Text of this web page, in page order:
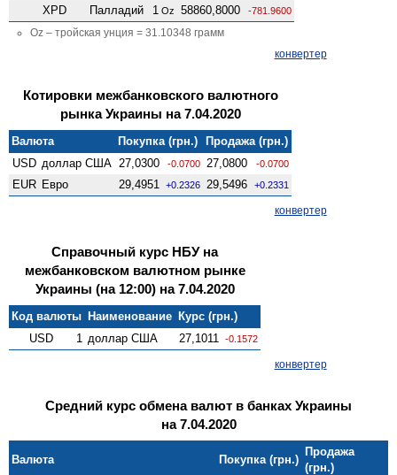
XPD Палладий 1 Oz 58860,8000 -781.9600
Oz – тройская унция = 31.10348 грамм
конвертер
Котировки межбанковского валютного
рынка Украины на 7.04.2020
Валюта Покупка (грн.)
Продажа (грн.)
USD доллар США 27,0300 -0.0700 27,0800 -0.0700
EUR Евро 29,4951 +0.2326 29,5496 +0.2331
конвертер
Справочный курс НБУ на
межбанковском валютном рынке
Украины (на 12:00) на 7.04.2020
Код валюты Наименование Курс (грн.)
USD
1 доллар США 27,1011 -0.1572
конвертер
Средний курс обмена валют в банках Украины
на 7.04.2020
Валюта Покупка (грн.)
Продажа
(грн.)